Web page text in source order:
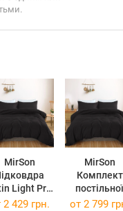
MirSon
Light Pro
006 Black
MirSon
Комплект
постільної
білизни Satin
2 429 грн. от 2 799